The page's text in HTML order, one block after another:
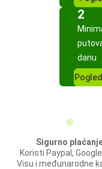
2
danu
Sigurno
Koristi Paypal,
Visu i međunarodne